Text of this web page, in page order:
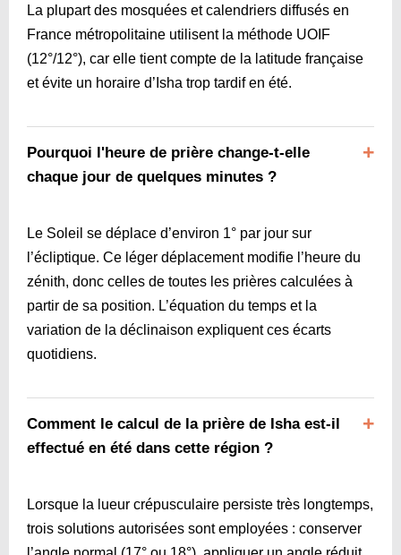
La plupart des mosquées et calendriers diffusés en
France métropolitaine utilisent la méthode UOIF
(12°/12°), car elle tient compte de la latitude française
et évite un horaire d’Isha trop tardif en été.
Pourquoi l'heure de prière change-t-elle
chaque jour de quelques minutes ?
Le Soleil se déplace d’environ 1° par jour sur
l’écliptique. Ce léger déplacement modifie l’heure du
zénith, donc celles de toutes les prières calculées à
partir de sa position. L’équation du temps et la
variation de la déclinaison expliquent ces écarts
quotidiens.
Comment le calcul de la prière de Isha est-il
effectué en été dans cette région ?
Lorsque la lueur crépusculaire persiste très longtemps,
trois solutions autorisées sont employées : conserver